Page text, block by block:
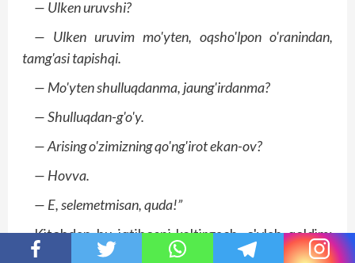
— Ulken uruvshi?
— Ulken uruvim mo'yten, oqsho'lpon o'ranindan,
tamg'asi tapishqi.
— Mo'yten shulluqdanma, jaung'irdanma?
— Shulluqdan-g'o'y.
— Arising o'zimizning qo'ng'irot ekan-ov?
— Hovva.
— E, selemetmisan, quda!”
Kitobdan bu iqtibosni keltirgach, o'ylab qoldim:
uni o'zbekchaga tarjima qilish kerakmi yoki aslicha